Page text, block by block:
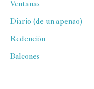
Ventanas
Diario (de un apenao)
Redención
Balcones